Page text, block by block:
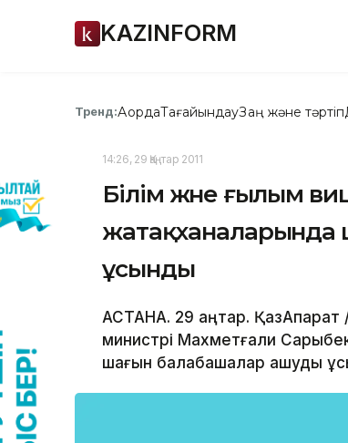
KAZINFORM
Тренд:АқордаТағайындауЗаң және тәртіп
14:26, 29 Қаңтар 2011
Білім және ғылым
ұсынды
АСТАНА. 29 қаңтар.
министрі Махметғали
шағын балабақшалар ашуды